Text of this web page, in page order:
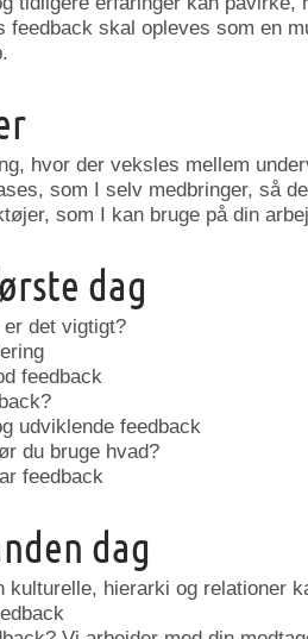
skal opleves som en
hvor der veksles mellem
som I selv medbringer, så
som I kan bruge på din
dag
det vigtigt?
feedback
udviklende feedback
du bruge hvad?
feedback
dag
hierarki og relationer